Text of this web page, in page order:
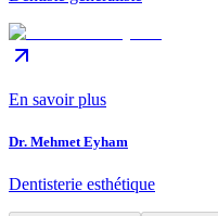
En savoir plus
Dr. Mehmet Eyham
Dentisterie esthétique